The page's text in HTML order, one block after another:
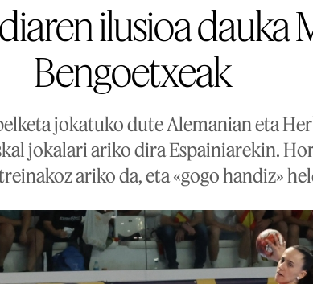
ilusioa dauka
Bengoetxeak
jokatuko dute Alemanian eta
jokalari ariko dira Espainiarekin.
ariko da, eta «gogo handiz»